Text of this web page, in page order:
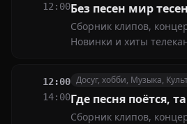
12:00Без песен мир тесен
Сборник клипов,
Новинки и хиты
12:00
14:00
Досуг, хобби, Музыка,
Где песня поётся,
Сборник клипов,